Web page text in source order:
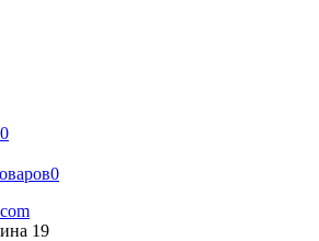
0
0
19